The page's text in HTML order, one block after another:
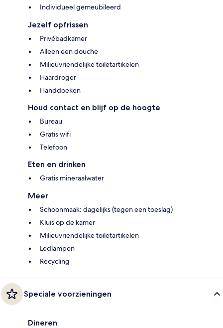
Individueel gemeubileerd
Jezelf opfrissen
Privébadkamer
Alleen een douche
Milieuvriendelijke toiletartikelen
Haardroger
Handdoeken
Houd contact en blijf op de hoogte
Bureau
Gratis wifi
Telefoon
Eten en drinken
Gratis mineraalwater
Meer
Schoonmaak: dagelijks (tegen een toeslag)
Kluis op de kamer
Milieuvriendelijke toiletartikelen
Ledlampen
Recycling
Speciale voorzieningen
Dineren